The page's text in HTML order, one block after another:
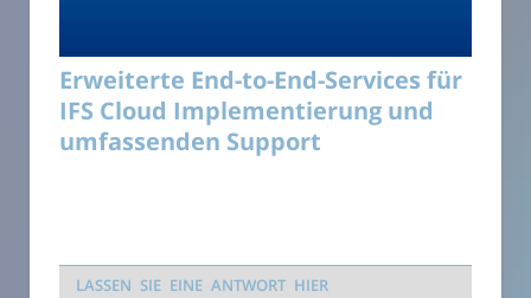
Erweiterte End-to-End-Services für
IFS Cloud Implementierung und
umfassenden Support
LASSEN SIE EINE ANTWORT HIER